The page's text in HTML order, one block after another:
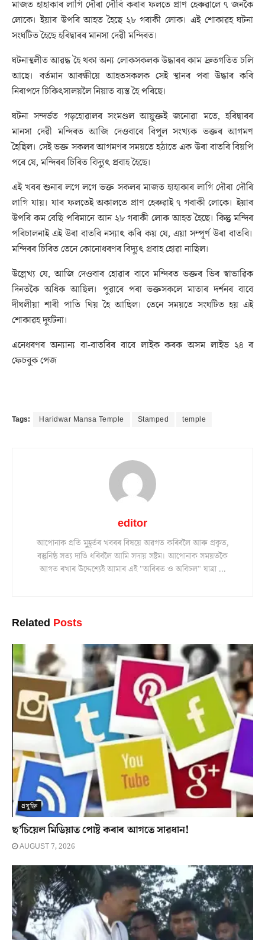
মাজত হাহাকাৰ লাগি দৌৰা দৌৰি কৰাৰ ফলতে প্ৰাণ হেৰুৱালে ৭ জনকৈ
লোকে। ইয়াৰ উপৰি আহত হৈছে ২৮ গৰাকী লোক। এই শোকাৱহ ঘটনা
সংঘটিত হৈছে হৰিদ্বাৰৰ মানসা দেৱী মন্দিৰত।
ঘটনাস্থলীত আৱদ্ধ হৈ থকা অন্য লোকসকলক উদ্ধাৰৰ কাম দ্ৰুতগতিত চলি
আছে। বৰ্তমান আৰক্ষীয়ে আহতসকলক সেই স্থানৰ পৰা উদ্ধাৰ কৰি
নিৰাপদে চিকিৎসালয়লৈ নিয়াত ব্যস্ত হৈ পৰিছে।
ঘটনা সন্দৰ্ভত গড়হোৱালৰ সংমণ্ডল আয়ুক্তই জনোৱা মতে, হৰিদ্বাৰৰ
মানসা দেৱী মন্দিৰত আজি দেওবাৰে বিপুল সংখ্যক ভক্তৰ আগমণ
হৈছিল। সেই ভক্ত সকলৰ আগমণৰ সময়তে হঠাতে এক উৰা বাতৰি বিয়পি
পৰে যে, মন্দিৰৰ চিৰিত বিদ্যুৎ প্ৰবাহ হৈছে।
এই খবৰ শুনাৰ লগে লগে ভক্ত সকলৰ মাজত হাহাকাৰ লাগি দৌৰা দৌৰি
লাগি যায়। যাৰ ফলতেই অকালতে প্ৰাণ হেৰুৱাই ৭ গৰাকী লোকে। ইয়াৰ
উপৰি কম বেছি পৰিমানে আন ২৮ গৰাকী লোক আহত হৈছে। কিন্তু মন্দিৰ
পৰিচালনাই এই উৰা বাতৰি নস্যাৎ কৰি কয় যে, এয়া সম্পূৰ্ণ উৰা বাতৰি।
মন্দিৰৰ চিৰিত তেনে কোনোধৰণৰ বিদ্যুৎ প্ৰবাহ হোৱা নাছিল।
উল্লেখ্য যে, আজি দেওবাৰ হোৱাৰ বাবে মন্দিৰত ভক্তৰ ভিৰ স্বাভাৱিক
দিনতকৈ অধিক আছিল। পুৱাৰে পৰা ভক্তসকলে মাতাৰ দৰ্শনৰ বাবে
দীঘলীয়া শাৰী পাতি থিয় হৈ আছিল। তেনে সময়তে সংঘটিত হয় এই
শোকাৱহ দুৰ্ঘটনা।
এনেধৰণৰ অন্যান্য বা-বাতৰিৰ বাবে লাইক কৰক অসম লাইভ ২৪ ৰ
ফেচবুক পেজ
Tags: Haridwar Mansa Temple Stamped temple
editor
আপোনাক প্ৰতি মুহূৰ্তৰ খবৰৰ বিষয়ে অৱগত কৰিবলৈ আৰু প্ৰকৃত,
বস্তুনিষ্ঠ সত্য দাঙি ধৰিবলৈ আমি সদায় সষ্টম। আপোনাক সময়তকৈ
আগত ৰখাৰ উদ্দেশ্যেই আমাৰ এই "অবিৰত ও অবিচল" যাত্ৰা ...
Related Posts
প্ৰযুক্তি
ছ’চিয়েল মিডিয়াত পোষ্ট কৰাৰ আগতে সাৱধান!
AUGUST 7, 2026